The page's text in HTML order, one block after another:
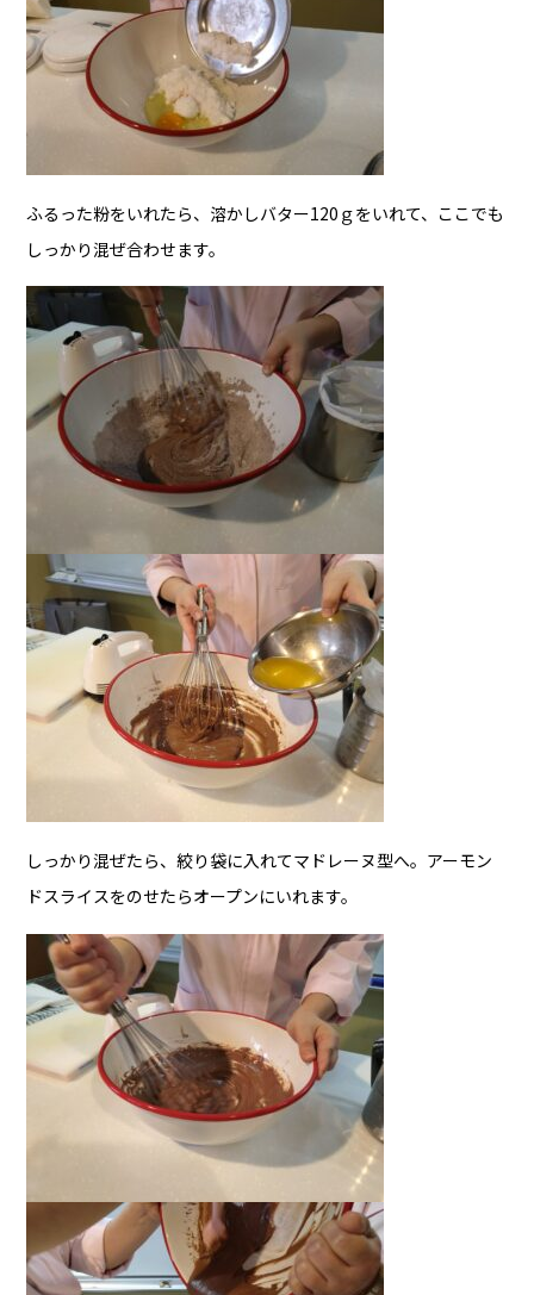
ふるった粉をいれたら、溶かしバター120ｇをいれて、ここでも
しっかり混ぜ合わせます。
しっかり混ぜたら、絞り袋に入れてマドレーヌ型へ。アーモン
ドスライスをのせたらオープンにいれます。